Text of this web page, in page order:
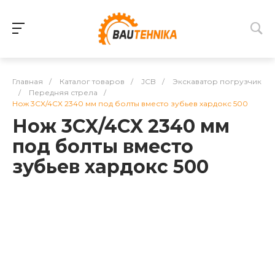
Главная / Каталог товаров / JCB /
Экскаватор погрузчик
/
Передняя стрела
/
Нож 3CX/4CX 2340 мм под болты вместо зубьев хардокс 500
Нож 3CX/4CX 2340 мм
под болты вместо
зубьев хардокс 500